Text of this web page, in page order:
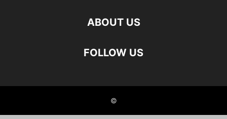
ABOUT US
FOLLOW US
©